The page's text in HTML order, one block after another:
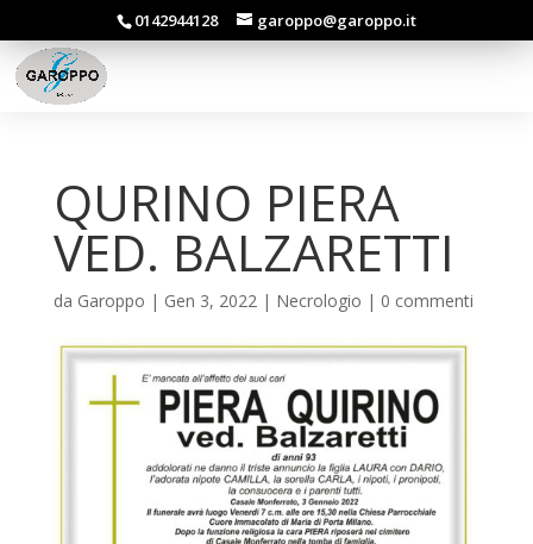
0142944128 garoppo@garoppo.it
QURINO PIERA
VED. BALZARETTI
da Garoppo | Gen 3, 2022| Necrologio | 0 commenti